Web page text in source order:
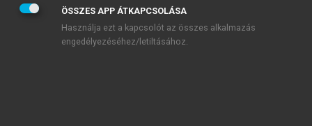
ÖSSZES APP ÁTKAPCSOLÁSA
Használja ezt a kapcsolót az összes alkalmazás
engedélyezéséhez/letiltásához.